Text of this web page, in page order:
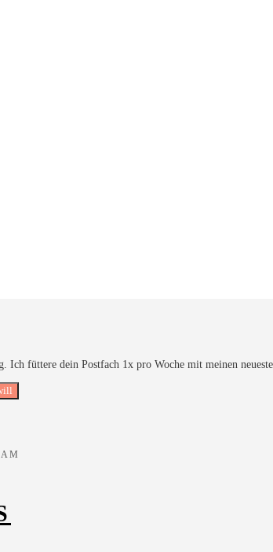
Ich füttere dein Postfach 1x pro Woche mit meinen